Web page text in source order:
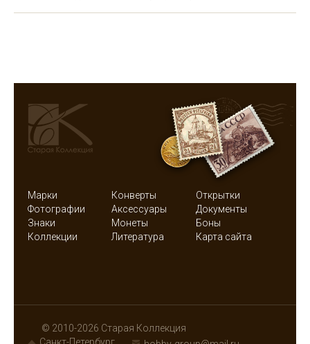
Марки Конверты
Открытки
Фотографии
Аксессуары
Документы
Знаки
Монеты
Боны
Коллекции
Литература Карта сайта
© 2010-2026 Старая Коллекция